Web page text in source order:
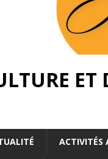
ET
ACTIVITÉS